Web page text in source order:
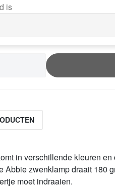
is
in verschillende kleuren
zwenklamp draait
moet indraaien.